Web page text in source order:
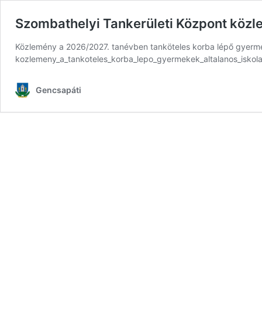
Szombathelyi Tankerületi Központ
Közlemény a 2026/2027. tanévben tanköteles korba lépő
Gencsapáti